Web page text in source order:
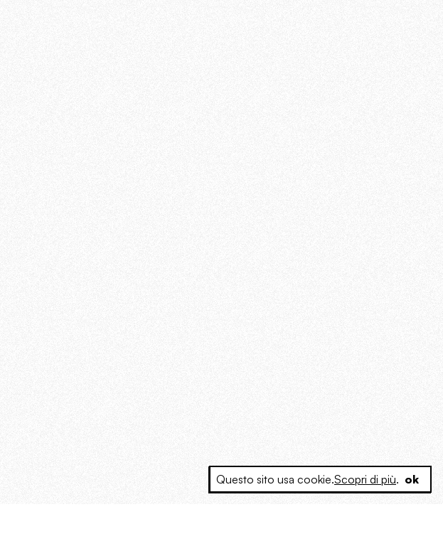
Questo sito usa cookie.Scopri di più. ok